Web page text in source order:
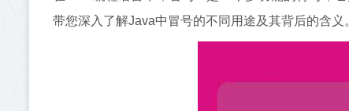
带您深入了解Java中冒号的不同用途及其背后的含义